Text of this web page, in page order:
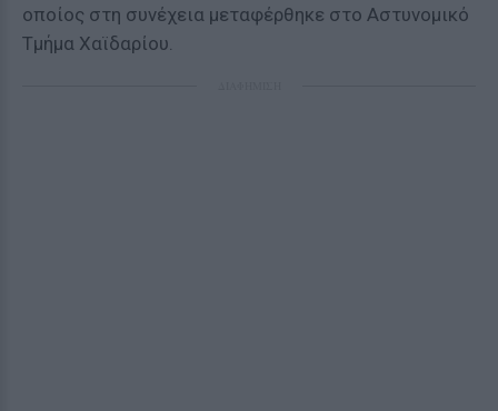
οποίος στη συνέχεια μεταφέρθηκε στο Αστυνομικό
Τμήμα Χαϊδαρίου.